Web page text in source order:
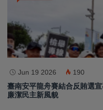
Jun 19 2026 190
臺南安平龍舟賽結合反賄選
廉潔民主新風貌